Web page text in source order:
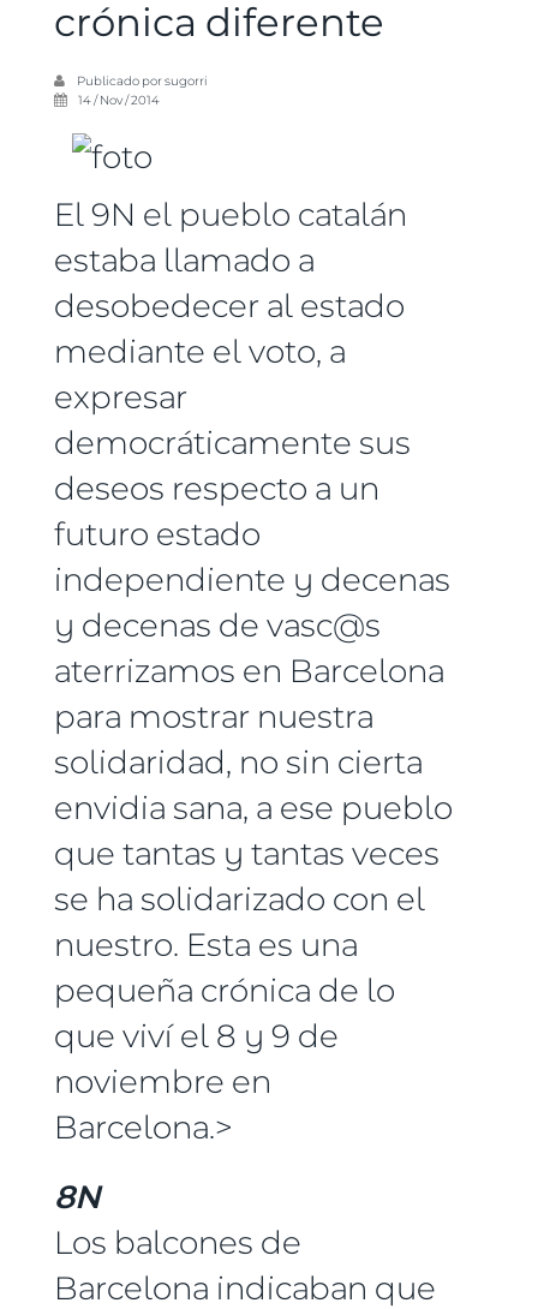
crónica diferente
Publicado porsugorri
14 / Nov / 2014
El 9N el pueblo catalán
estaba llamado a
desobedecer al estado
mediante el voto, a
expresar
democráticamente sus
deseos respecto a un
futuro estado
independiente y decenas
y decenas de vasc@s
aterrizamos en Barcelona
para mostrar nuestra
solidaridad, no sin cierta
envidia sana, a ese pueblo
que tantas y tantas veces
se ha solidarizado con el
nuestro. Esta es una
pequeña crónica de lo
que viví el 8 y 9 de
noviembre en
Barcelona.>
8N
Los balcones de
Barcelona indicaban que